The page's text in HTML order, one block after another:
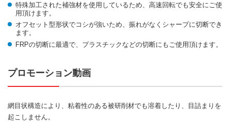
特殊加工された補強材を使用しているため、高速回転でも安全にご使
用頂けます。
オフセット型形状でコシが強いため、振れがなくシャープに切断でき
ます。
FRPの切断に最適で、プラスチックなどの切断にもご使用頂けます。
プロモーション動画
網目状構造により、粘着性のある被研削材でも溶着したり、目詰まりを
起こしません。